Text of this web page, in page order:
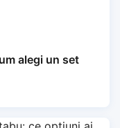
alegi un set